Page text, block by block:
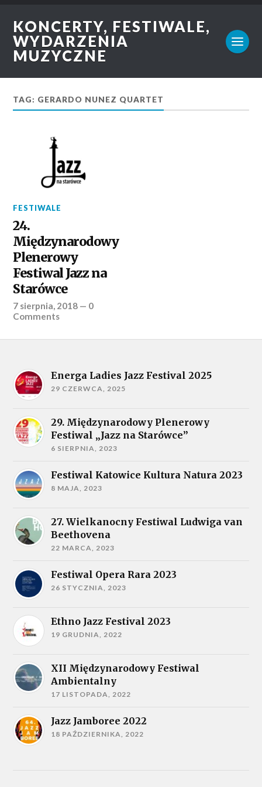
KONCERTY, FESTIWALE,
WYDARZENIA
MUZYCZNE
TAG: GERARDO NUNEZ QUARTET
FESTIWALE
24.
Międzynarodowy
Plenerowy
Festiwal Jazz na
Starówce
7 sierpnia, 2018 — 0
Comments
Energa Ladies Jazz Festival 2025
29 CZERWCA, 2025
29. Międzynarodowy Plenerowy
Festiwal „Jazz na Starówce”
6 SIERPNIA, 2023
Festiwal Katowice Kultura Natura 2023
8 MAJA, 2023
27. Wielkanocny Festiwal Ludwiga van
Beethovena
22 MARCA, 2023
Festiwal Opera Rara 2023
26 STYCZNIA, 2023
Ethno Jazz Festival 2023
19 GRUDNIA, 2022
XII Międzynarodowy Festiwal
Ambientalny
17 LISTOPADA, 2022
Jazz Jamboree 2022
18 PAŹDZIERNIKA, 2022